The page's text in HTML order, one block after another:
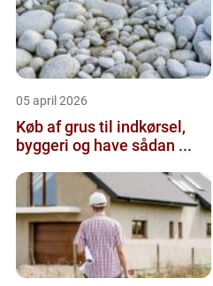
05 april 2026
Køb af grus til indkørsel,
byggeri og have sådan ...